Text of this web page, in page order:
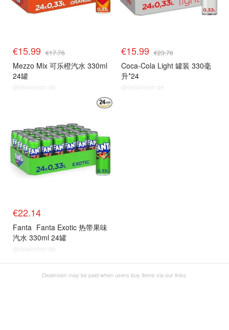
€15.99 €17.76
Mezzo Mix 可乐橙汽水 330ml
24罐
@dealmoon.de
€15.99 €23.76
Coca-Cola Light 罐装 330毫
升*24
@dealmoon.de
€22.14
Fanta Fanta Exotic 热带果味
汽水 330ml 24罐
@dealmoon.de
Dealmoon may be paid when users buy items via our links.